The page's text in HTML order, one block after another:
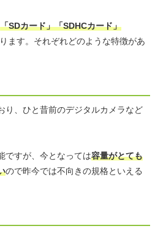
「SDカード」「SDHCカード」
ます。それぞれどのような特徴があ
り、ひと昔前のデジタルカメラなど
ですが、今となっては容量がとても
ので昨今では不向きの規格といえる